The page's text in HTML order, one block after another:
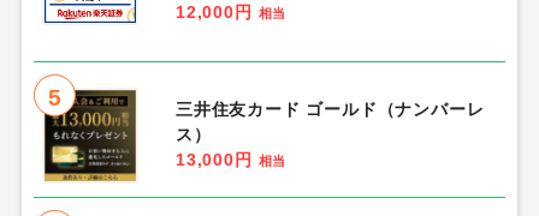
12,000円
相当
5
三井住友カード ゴールド（ナンバーレ
ス）
13,000円
相当